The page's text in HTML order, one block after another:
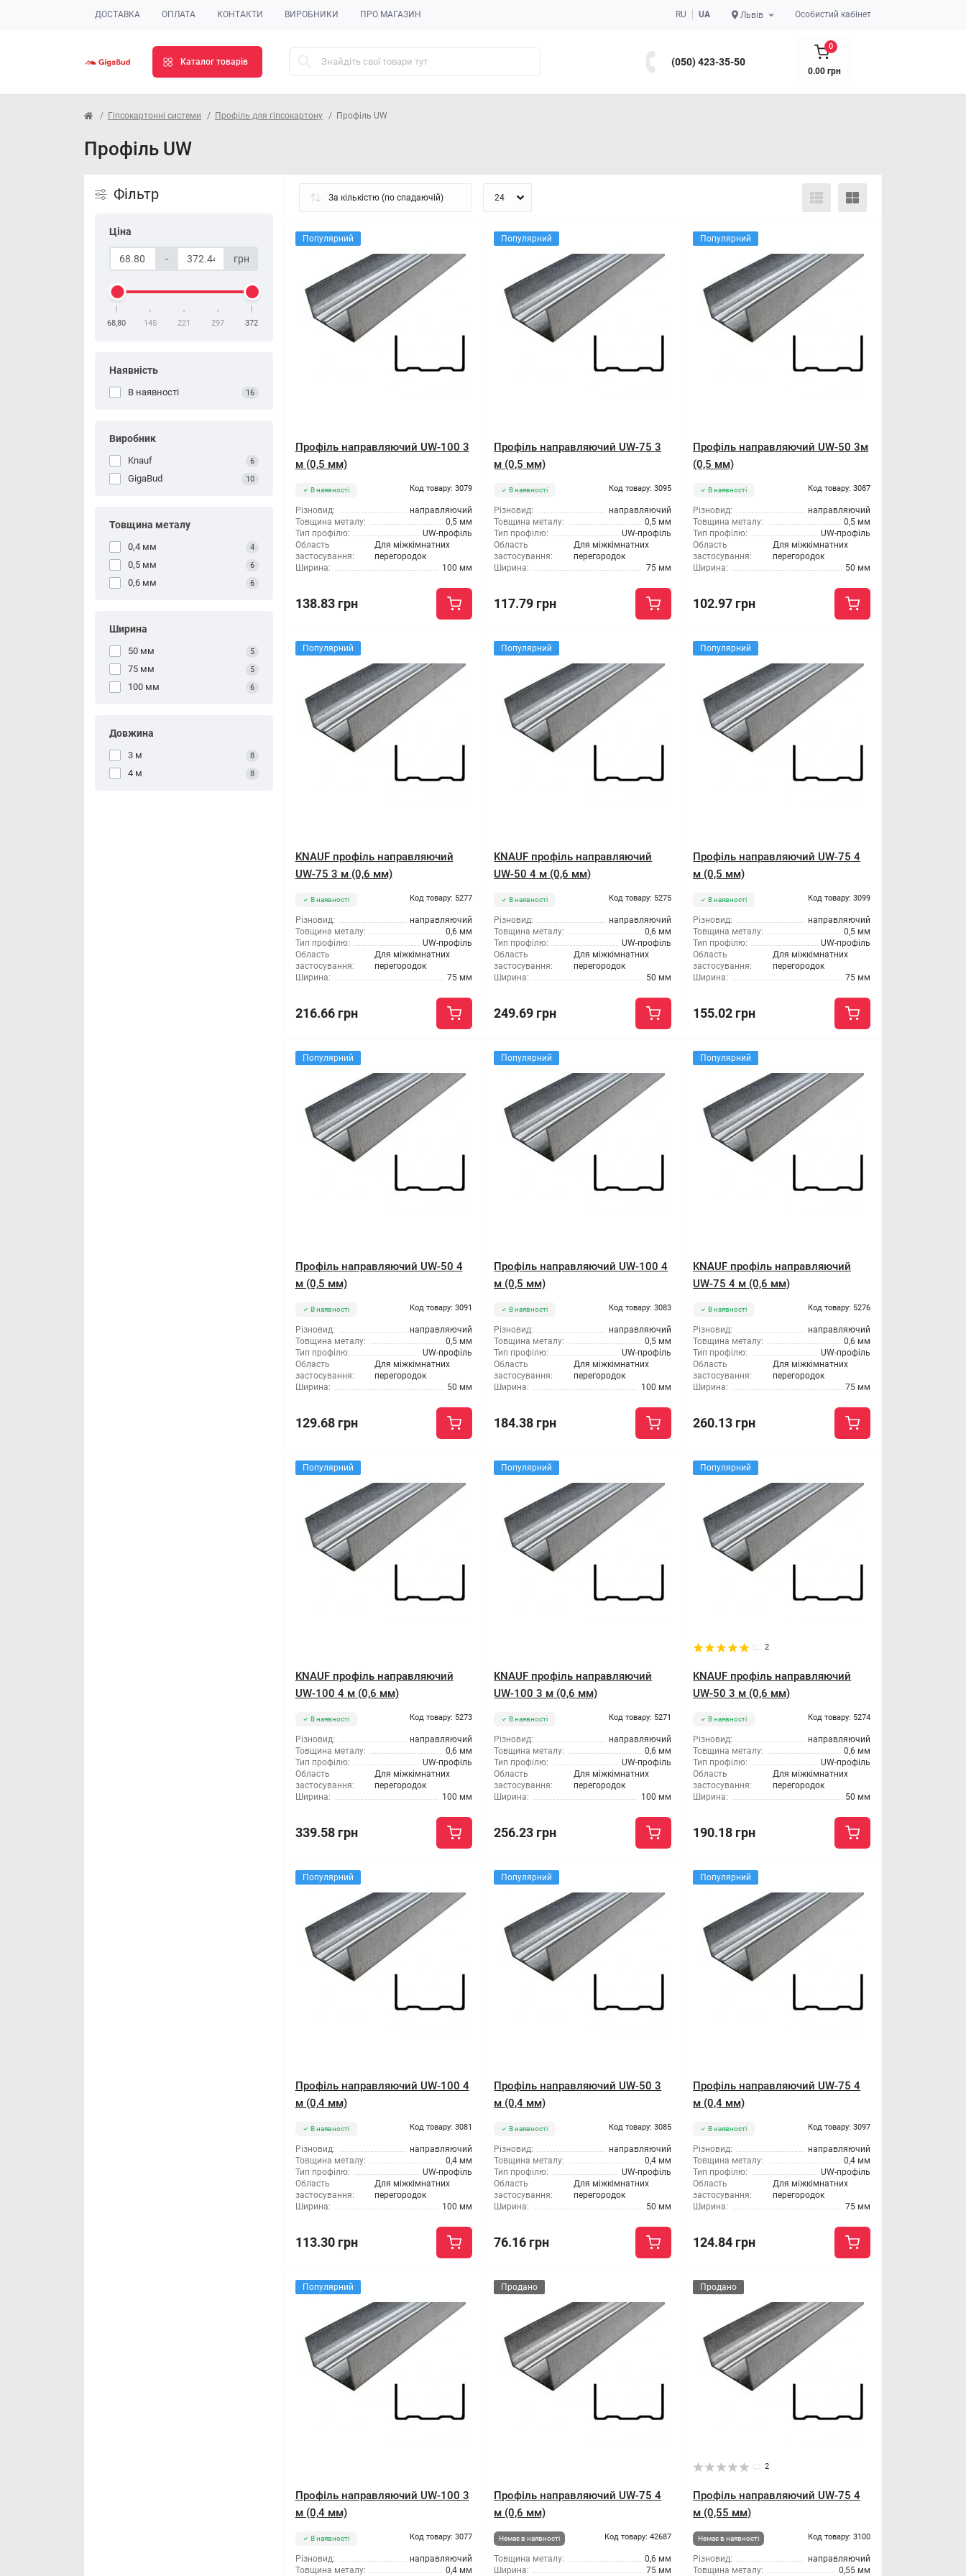
ДОСТАВКА ОПЛАТА КОНТАКТИ ВИРОБНИКИ ПРО МАГАЗИН RU UA Львів Особистий кабінет
Каталог товарів (050) 423-35-50
0
0.00 грн
Гіпсокартонні системи Профіль для гіпсокартону Профіль UW
Профіль UW
Фільтр
Ціна
- грн
68,80 145 221 297 372
Наявність
В наявності 16
Виробник
Knauf 6
GigaBud 10
Товщина металу
0,4 мм 4
0,5 мм 6
0,6 мм 6
Ширина
50 мм 5
75 мм 5
100 мм 6
Довжина
3 м 8
4 м 8
Популярний
Профіль направляючий UW-100 3
м (0,5 мм)
В наявності Код товару: 3079
Різновид:
направляючий
Товщина металу:
0,5 мм
Тип профілю:
UW-профіль
Область
застосування:
Для міжкімнатних
перегородок
Ширина:
100 мм
138.83 грн
Популярний
Профіль направляючий UW-75 3
м (0,5 мм)
В наявності Код товару: 3095
Різновид:
направляючий
Товщина металу:
0,5 мм
Тип профілю:
UW-профіль
Область
застосування:
Для міжкімнатних
перегородок
Ширина:
75 мм
117.79 грн
Популярний
Профіль направляючий UW-50 3м
(0,5 мм)
В наявності Код товару: 3087
Різновид:
направляючий
Товщина металу:
0,5 мм
Тип профілю:
UW-профіль
Область
застосування:
Для міжкімнатних
перегородок
Ширина:
50 мм
102.97 грн
Популярний
KNAUF профіль направляючий
UW-75 3 м (0,6 мм)
В наявності Код товару: 5277
Різновид:
направляючий
Товщина металу:
0,6 мм
Тип профілю:
UW-профіль
Область
застосування:
Для міжкімнатних
перегородок
Ширина:
75 мм
216.66 грн
Популярний
KNAUF профіль направляючий
UW-50 4 м (0,6 мм)
В наявності Код товару: 5275
Різновид:
направляючий
Товщина металу:
0,6 мм
Тип профілю:
UW-профіль
Область
застосування:
Для міжкімнатних
перегородок
Ширина:
50 мм
249.69 грн
Популярний
Профіль направляючий UW-75 4
м (0,5 мм)
В наявності Код товару: 3099
Різновид:
направляючий
Товщина металу:
0,5 мм
Тип профілю:
UW-профіль
Область
застосування:
Для міжкімнатних
перегородок
Ширина:
75 мм
155.02 грн
Популярний
Профіль направляючий UW-50 4
м (0,5 мм)
В наявності Код товару: 3091
Різновид:
направляючий
Товщина металу:
0,5 мм
Тип профілю:
UW-профіль
Область
застосування:
Для міжкімнатних
перегородок
Ширина:
50 мм
129.68 грн
Популярний
Профіль направляючий UW-100 4
м (0,5 мм)
В наявності Код товару: 3083
Різновид:
направляючий
Товщина металу:
0,5 мм
Тип профілю:
UW-профіль
Область
застосування:
Для міжкімнатних
перегородок
Ширина:
100 мм
184.38 грн
Популярний
KNAUF профіль направляючий
UW-75 4 м (0,6 мм)
В наявності Код товару: 5276
Різновид:
направляючий
Товщина металу:
0,6 мм
Тип профілю:
UW-профіль
Область
застосування:
Для міжкімнатних
перегородок
Ширина:
75 мм
260.13 грн
Популярний
KNAUF профіль направляючий
UW-100 4 м (0,6 мм)
В наявності Код товару: 5273
Різновид:
направляючий
Товщина металу:
0,6 мм
Тип профілю:
UW-профіль
Область
застосування:
Для міжкімнатних
перегородок
Ширина:
100 мм
339.58 грн
Популярний
KNAUF профіль направляючий
UW-100 3 м (0,6 мм)
В наявності Код товару: 5271
Різновид:
направляючий
Товщина металу:
0,6 мм
Тип профілю:
UW-профіль
Область
застосування:
Для міжкімнатних
перегородок
Ширина:
100 мм
256.23 грн
Популярний
2
KNAUF профіль направляючий
UW-50 3 м (0,6 мм)
В наявності Код товару: 5274
Різновид:
направляючий
Товщина металу:
0,6 мм
Тип профілю:
UW-профіль
Область
застосування:
Для міжкімнатних
перегородок
Ширина:
50 мм
190.18 грн
Популярний
Профіль направляючий UW-100 4
м (0,4 мм)
В наявності Код товару: 3081
Різновид:
направляючий
Товщина металу:
0,4 мм
Тип профілю:
UW-профіль
Область
застосування:
Для міжкімнатних
перегородок
Ширина:
100 мм
113.30 грн
Популярний
Профіль направляючий UW-50 3
м (0,4 мм)
В наявності Код товару: 3085
Різновид:
направляючий
Товщина металу:
0,4 мм
Тип профілю:
UW-профіль
Область
застосування:
Для міжкімнатних
перегородок
Ширина:
50 мм
76.16 грн
Популярний
Профіль направляючий UW-75 4
м (0,4 мм)
В наявності Код товару: 3097
Різновид:
направляючий
Товщина металу:
0,4 мм
Тип профілю:
UW-профіль
Область
застосування:
Для міжкімнатних
перегородок
Ширина:
75 мм
124.84 грн
Популярний
Профіль направляючий UW-100 3
м (0,4 мм)
В наявності Код товару: 3077
Різновид:
направляючий
Товщина металу:
0,4 мм
Продано
Профіль направляючий UW-75 4
м (0,6 мм)
Немає в наявності Код товару: 42687
Товщина металу:
0,6 мм
Ширина:
75 мм
Продано
2
Профіль направляючий UW-75 4
м (0,55 мм)
Немає в наявності Код товару: 3100
Різновид:
направляючий
Товщина металу:
0,55 мм